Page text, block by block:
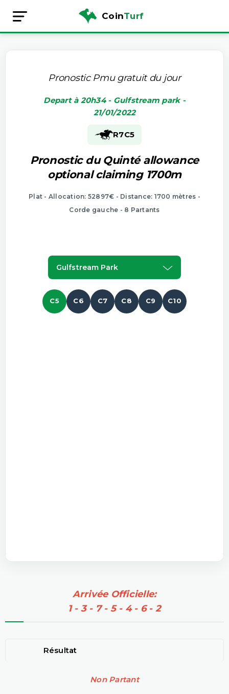
CoinTurf
Pronostic Pmu gratuit du jour
Depart à 20h34 - Gulfstream park -
21/01/2022
R7C5
Pronostic du Quinté allowance
optional claiming 1700m
Plat - Allocation: 52897€ - Distance: 1700 mètres -
Corde gauche - 8 Partants
Gulfstream Park
C5 C6 C7 C8 C9 C10
Arrivée Officielle:
1 - 3 - 7 - 5 - 4 - 6 - 2
Résultat
Non Partant